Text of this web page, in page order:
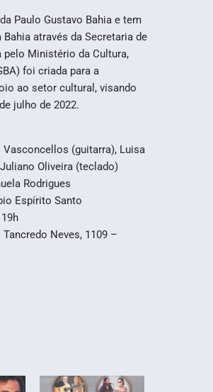
Paulo Gustavo Bahia e tem
através da Secretaria de
pelo Ministério da Cultura,
foi criada para a
ao setor cultural, visando
julho de 2022.
Vasconcellos (guitarra), Luisa
Oliveira (teclado)
Rodrigues
Espírito Santo
Neves, 1109 –